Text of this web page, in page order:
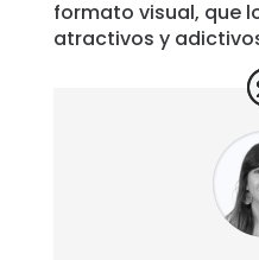
formato visual, que
atractivos y